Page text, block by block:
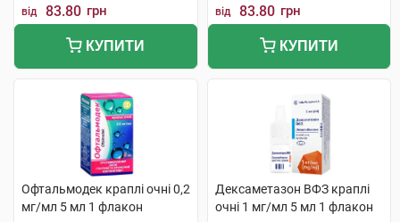
від 83.80 грн
КУПИТИ
від 83.80 грн
КУПИТИ
Офтальмодек краплі очні 0,2
мг/мл 5 мл 1 флакон
Дексаметазон ВФЗ краплі
очні 1 мг/мл 5 мл 1 флакон